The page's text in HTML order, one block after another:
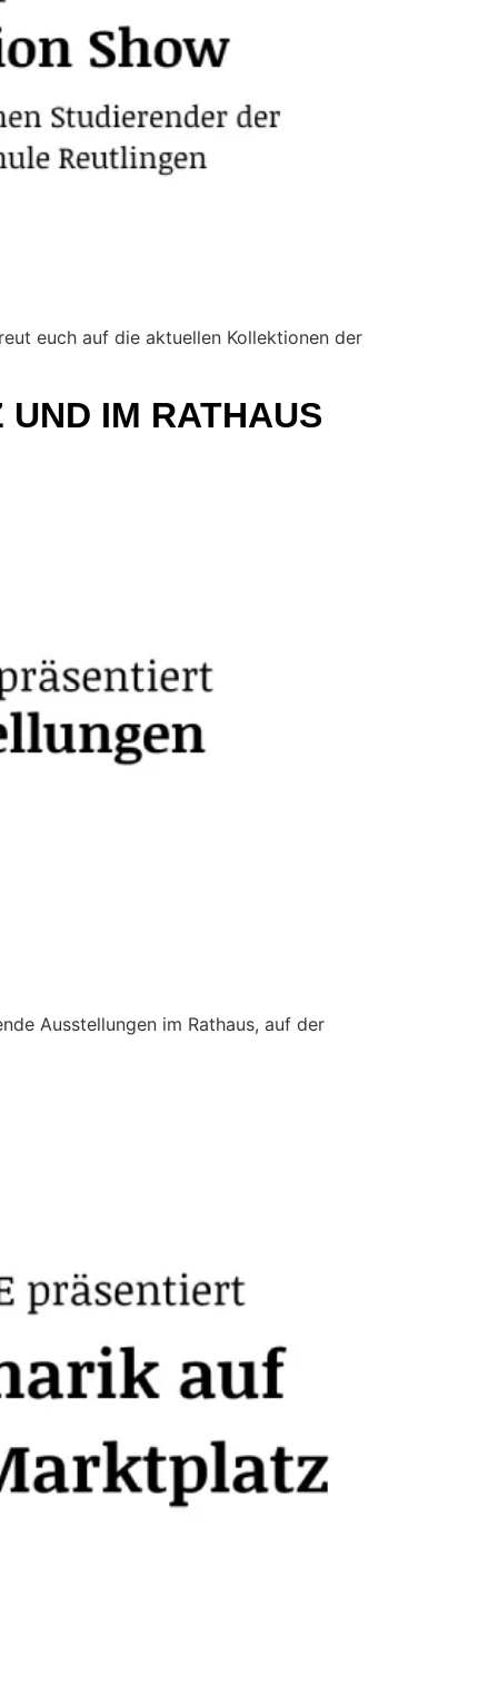
euch auf die aktuellen Kollektionen der
IM RATHAUS
Ausstellungen im Rathaus, auf der